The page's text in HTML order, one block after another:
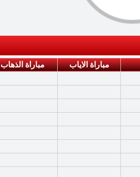
مباراة الاياب مباراة الذهاب